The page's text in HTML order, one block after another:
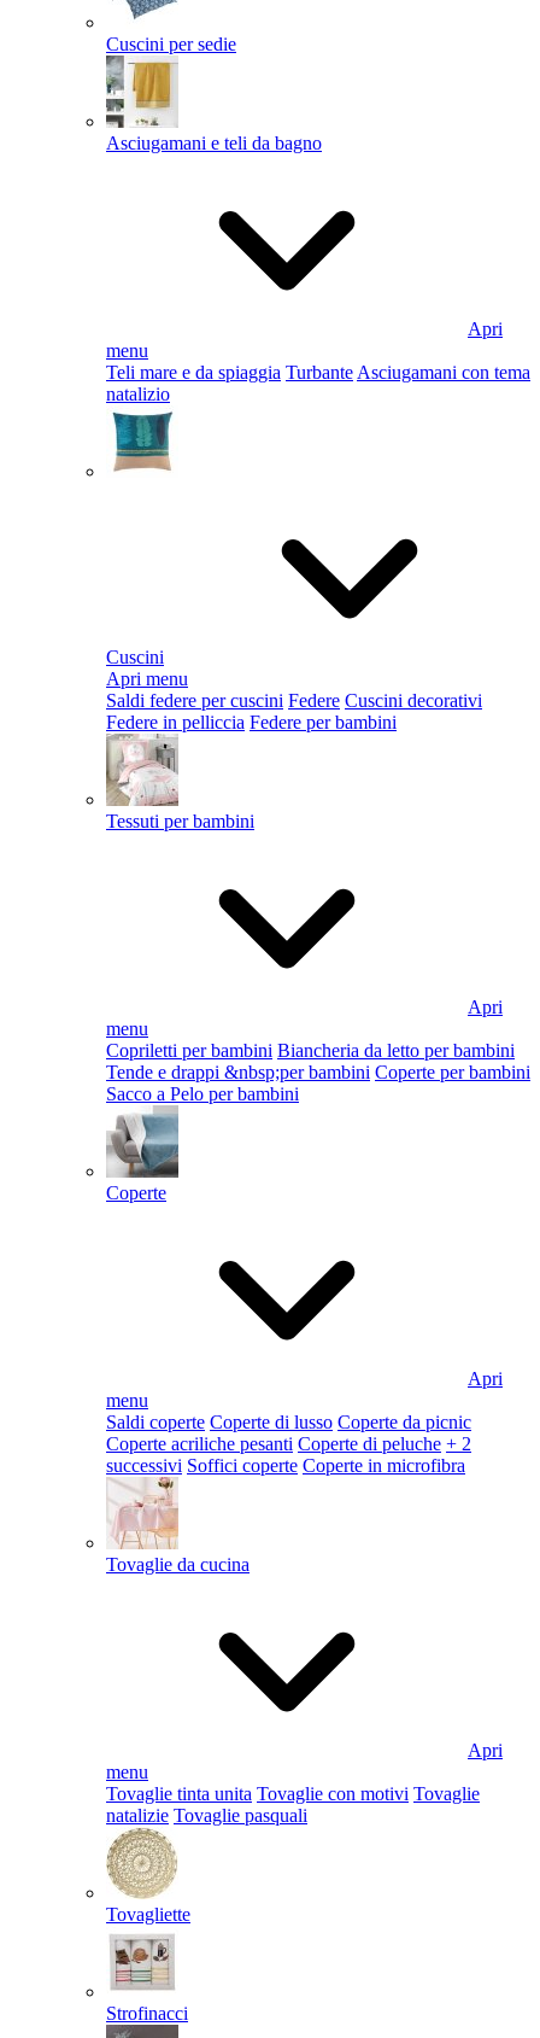
Cuscini per sedie
Asciugamani e teli da bagno
Apri
menu
Teli mare e da spiaggia Turbante Asciugamani con tema
natalizio
Cuscini
Apri menu
Saldi federe per cuscini Federe Cuscini decorativi
Federe in pelliccia Federe per bambini
Tessuti per bambini
Apri
menu
Copriletti per bambini Biancheria da letto per bambini
Tende e drappi &nbsp;per bambini Coperte per bambini
Sacco a Pelo per bambini
Coperte
Apri
menu
Saldi coperte Coperte di lusso Coperte da picnic
Coperte acriliche pesanti Coperte di peluche + 2
successivi Soffici coperte Coperte in microfibra
Tovaglie da cucina
Apri
menu
Tovaglie tinta unita Tovaglie con motivi Tovaglie
natalizie Tovaglie pasquali
Tovagliette
Strofinacci